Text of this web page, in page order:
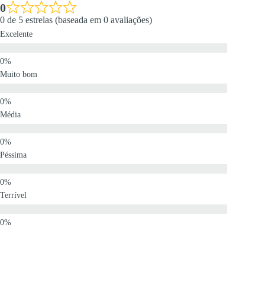
0
0 de 5 estrelas (baseada em 0 avaliações)
Excelente
Muito bom
Média
Péssima
Terrível